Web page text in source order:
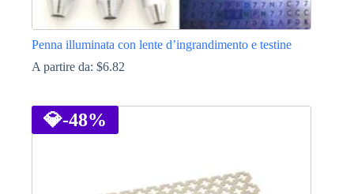
Penna illuminata con lente d’ingrandimento e testine
A partire da: $6.82
prodotto
più
💎-48%